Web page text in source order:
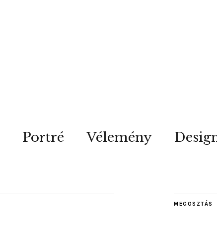
Portré Vélemény
MEGOSZTÁS